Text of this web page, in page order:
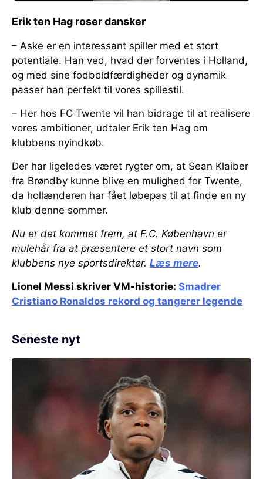
Erik ten Hag roser dansker
– Aske er en interessant spiller med et stort
potentiale. Han ved, hvad der forventes i Holland,
og med sine fodboldfærdigheder og dynamik
passer han perfekt til vores spillestil.
– Her hos FC Twente vil han bidrage til at realisere
vores ambitioner, udtaler Erik ten Hag om
klubbens nyindkøb.
Der har ligeledes været rygter om, at Sean Klaiber
fra Brøndby kunne blive en mulighed for Twente,
da hollænderen har fået løbepas til at finde en ny
klub denne sommer.
Nu er det kommet frem, at F.C. København er
mulehår fra at præsentere et stort navn som
klubbens nye sportsdirektør. Læs mere.
Lionel Messi skriver VM-historie: Smadrer
Cristiano Ronaldos rekord og tangerer legende
Seneste nyt